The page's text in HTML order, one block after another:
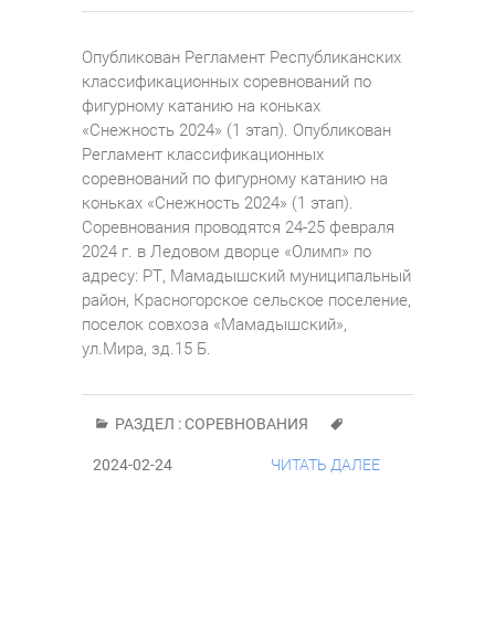
Опубликован Регламент Республиканских
классификационных соревнований по
фигурному катанию на коньках
«Снежность 2024» (1 этап). Опубликован
Регламент классификационных
соревнований по фигурному катанию на
коньках «Снежность 2024» (1 этап).
Соревнования проводятся 24-25 февраля
2024 г. в Ледовом дворце «Олимп» по
адресу: РТ, Мамадышский муниципальный
район, Красногорское сельское поселение,
поселок совхоза «Мамадышский»,
ул.Мира, зд.15 Б.
РАЗДЕЛ :СОРЕВНОВАНИЯ
2024-02-24 ЧИТАТЬ ДАЛЕЕ